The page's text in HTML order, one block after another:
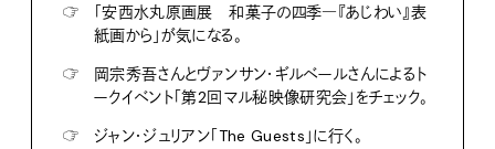
☞
「安西水丸原画展 和菓子の四季―『あじわい』表
紙画から」が気になる。
☞
岡宗秀吾さんとヴァンサン・ギルベールさんによるト
ークイベント「第2回マル秘映像研究会」をチェック。
☞
ジャン・ジュリアン「The Guests」に行く。